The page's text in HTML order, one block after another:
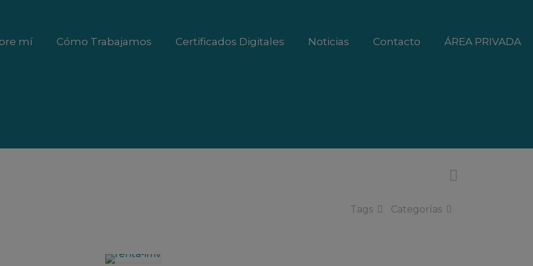
mí Cómo Trabajamos Certificados Digitales Noticias Contacto ÁREA PRIVADA
Categorías
Tags